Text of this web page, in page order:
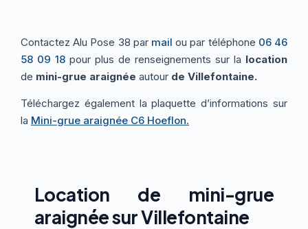
Contactez Alu Pose 38 par mail ou par téléphone 06 46
58 09 18 pour plus de renseignements sur la location
de mini-grue araignée autour de Villefontaine.
Téléchargez également la plaquette d’informations sur
la Mini-grue araignée C6 Hoeflon.
Location de mini-grue
araignée sur Villefontaine